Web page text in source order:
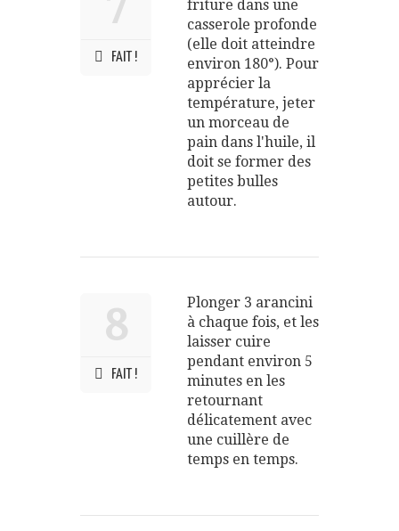
FAIT !
friture dans une
casserole profonde
(elle doit atteindre
environ 180°). Pour
apprécier la
température, jeter
un morceau de
pain dans l'huile, il
doit se former des
petites bulles
autour.
8
FAIT !
Plonger 3 arancini
à chaque fois, et les
laisser cuire
pendant environ 5
minutes en les
retournant
délicatement avec
une cuillère de
temps en temps.